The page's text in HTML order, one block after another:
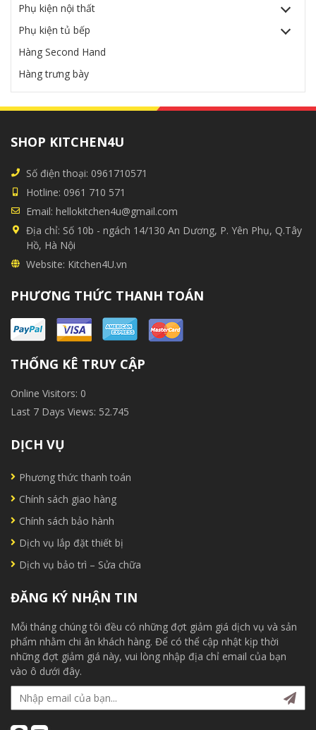
Phụ kiện nội thất
Phụ kiện tủ bếp
Hàng Second Hand
Hàng trưng bày
SHOP KITCHEN4U
Số điện thoại: 0961710571
Hotline: 0961 710 571
Email: hellokitchen4u@gmail.com
Địa chỉ: Số 10b - ngách 14/130 An Dương, P. Yên Phụ, Q.Tây
Hồ, Hà Nội
Website: Kitchen4U.vn
PHƯƠNG THỨC THANH TOÁN
THỐNG KÊ TRUY CẬP
Online Visitors: 0
Last 7 Days Views: 52.745
DỊCH VỤ
Phương thức thanh toán
Chính sách giao hàng
Chính sách bảo hành
Dịch vụ lắp đặt thiết bị
Dịch vụ bảo trì – Sửa chữa
ĐĂNG KÝ NHẬN TIN
Mỗi tháng chúng tôi đều có những đợt giảm giá dịch vụ và sản
phẩm nhằm chi ân khách hàng. Để có thể cập nhật kịp thời
những đợt giảm giá này, vui lòng nhập địa chỉ email của bạn
vào ô dưới đây.